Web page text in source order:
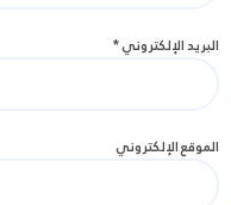
البريد الإلكتروني*
الموقع الإلكتروني